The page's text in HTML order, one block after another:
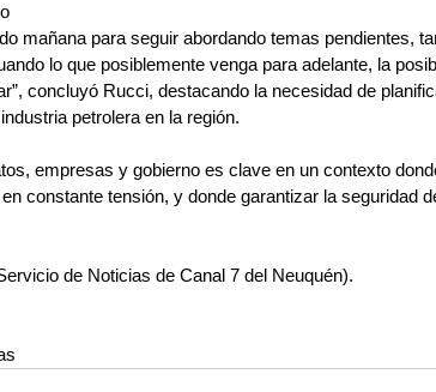
mañana para seguir abordando temas pendientes,
lo que posiblemente venga para adelante, la
concluyó Rucci, destacando la necesidad de
petrolera en la región.
empresas y gobierno es clave en un contexto
constante tensión, y donde garantizar la seguridad
de Noticias de Canal 7 del Neuquén).